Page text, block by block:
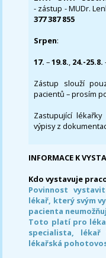
- zástup - MUDr.
377 387 855
Srpen:
17. –19.8., 24.-25.8.
Zástup slouží
pacientů – prosím
Zastupující
výpisy z
INFORMACE K
Kdo vystavuje
Povinnost
lékař, který svým
pacienta
Toto platí pro
specialista,
lékařská